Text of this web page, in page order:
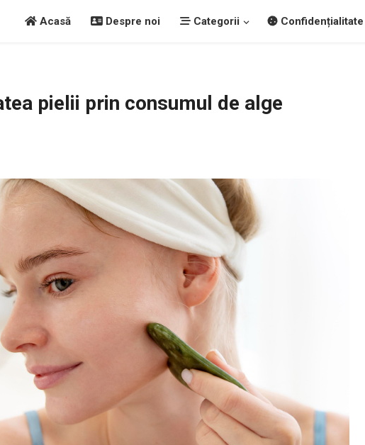
Acasă Despre noi Categorii Confidențialitate
pielii prin consumul de alge